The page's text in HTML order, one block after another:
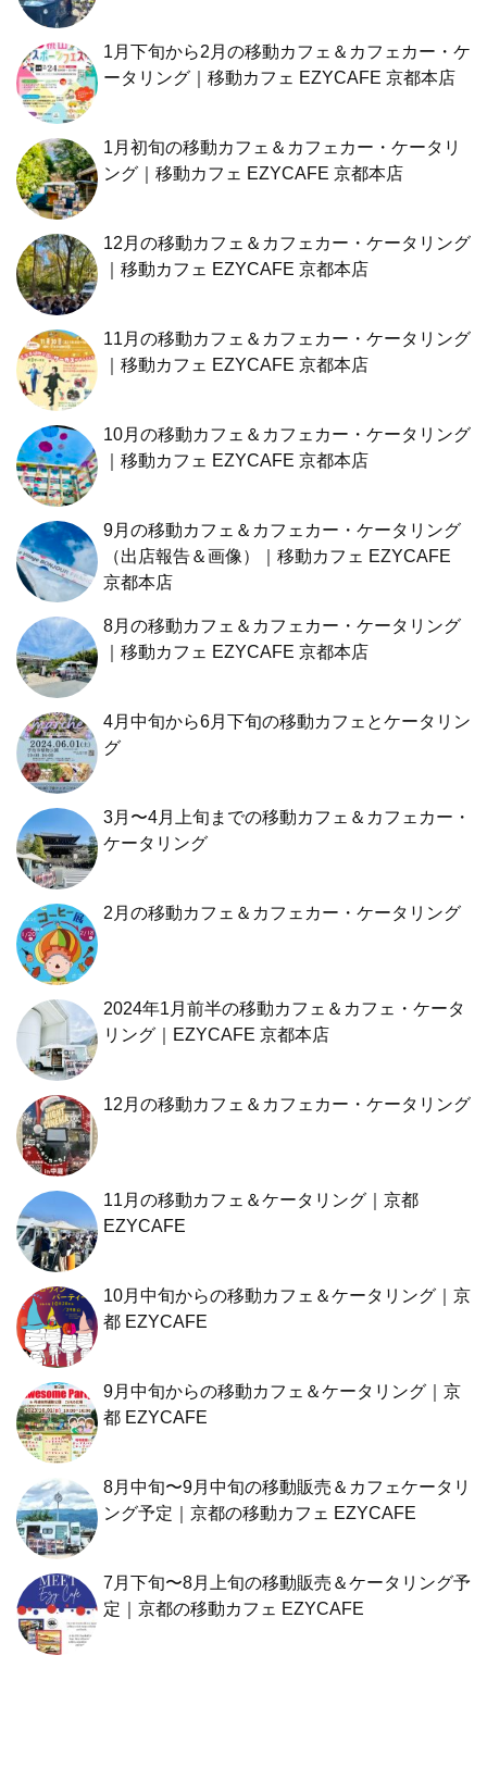
1月下旬から2月の移動カフェ＆カフェカー・ケ
ータリング｜移動カフェ EZYCAFE 京都本店
1月初旬の移動カフェ＆カフェカー・ケータリ
ング｜移動カフェ EZYCAFE 京都本店
12月の移動カフェ＆カフェカー・ケータリング
｜移動カフェ EZYCAFE 京都本店
11月の移動カフェ＆カフェカー・ケータリング
｜移動カフェ EZYCAFE 京都本店
10月の移動カフェ＆カフェカー・ケータリング
｜移動カフェ EZYCAFE 京都本店
9月の移動カフェ＆カフェカー・ケータリング
（出店報告＆画像）｜移動カフェ EZYCAFE
京都本店
8月の移動カフェ＆カフェカー・ケータリング
｜移動カフェ EZYCAFE 京都本店
4月中旬から6月下旬の移動カフェとケータリン
グ
3月〜4月上旬までの移動カフェ＆カフェカー・
ケータリング
2月の移動カフェ＆カフェカー・ケータリング
2024年1月前半の移動カフェ＆カフェ・ケータ
リング｜EZYCAFE 京都本店
12月の移動カフェ＆カフェカー・ケータリング
11月の移動カフェ＆ケータリング｜京都
EZYCAFE
10月中旬からの移動カフェ＆ケータリング｜京
都 EZYCAFE
9月中旬からの移動カフェ＆ケータリング｜京
都 EZYCAFE
8月中旬〜9月中旬の移動販売＆カフェケータリ
ング予定｜京都の移動カフェ EZYCAFE
7月下旬〜8月上旬の移動販売＆ケータリング予
定｜京都の移動カフェ EZYCAFE